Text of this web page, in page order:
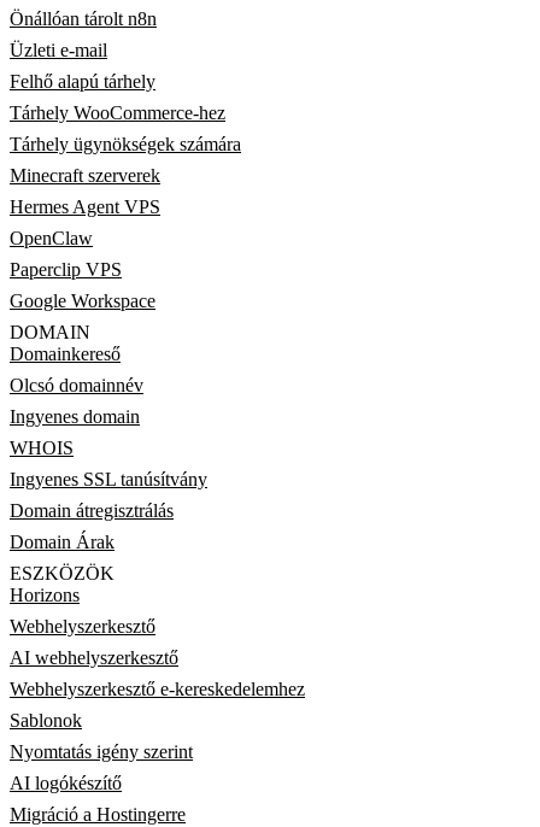
Önállóan tárolt n8n
Üzleti e-mail
Felhő alapú tárhely
Tárhely WooCommerce-hez
Tárhely ügynökségek számára
Minecraft szerverek
Hermes Agent VPS
OpenClaw
Paperclip VPS
Google Workspace
DOMAIN
Domainkereső
Olcsó domainnév
Ingyenes domain
WHOIS
Ingyenes SSL tanúsítvány
Domain átregisztrálás
Domain Árak
ESZKÖZÖK
Horizons
Webhelyszerkesztő
AI webhelyszerkesztő
Webhelyszerkesztő e-kereskedelemhez
Sablonok
Nyomtatás igény szerint
AI logókészítő
Migráció a Hostingerre